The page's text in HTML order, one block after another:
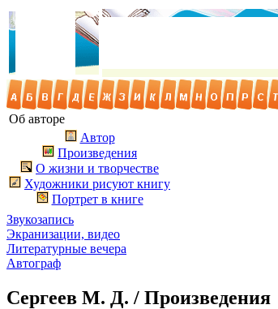
Об авторе
Автор
Произведения
О жизни и творчестве
Художники рисуют книгу
Портрет в книге
Звукозапись
Экранизации, видео
Литературные вечера
Автограф
Сергеев М. Д. / Произведения